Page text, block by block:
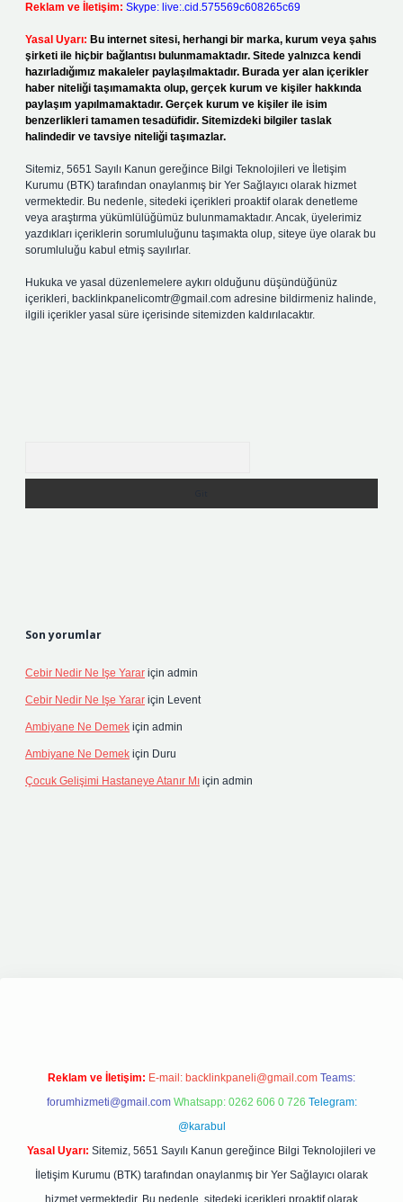
Reklam ve İletişim: Skype: live:.cid.575569c608265c69
Yasal Uyarı: Bu internet sitesi, herhangi bir marka, kurum veya şahıs
şirketi ile hiçbir bağlantısı bulunmamaktadır. Sitede yalnızca kendi
hazırladığımız makaleler paylaşılmaktadır. Burada yer alan içerikler
haber niteliği taşımamakta olup, gerçek kurum ve kişiler hakkında
paylaşım yapılmamaktadır. Gerçek kurum ve kişiler ile isim
benzerlikleri tamamen tesadüfidir. Sitemizdeki bilgiler taslak
halindedir ve tavsiye niteliği taşımazlar.
Sitemiz, 5651 Sayılı Kanun gereğince Bilgi Teknolojileri ve İletişim
Kurumu (BTK) tarafından onaylanmış bir Yer Sağlayıcı olarak hizmet
vermektedir. Bu nedenle, sitedeki içerikleri proaktif olarak denetleme
veya araştırma yükümlülüğümüz bulunmamaktadır. Ancak, üyelerimiz
yazdıkları içeriklerin sorumluluğunu taşımakta olup, siteye üye olarak bu
sorumluluğu kabul etmiş sayılırlar.
Hukuka ve yasal düzenlemelere aykırı olduğunu düşündüğünüz
içerikleri, backlinkpanelicomtr@gmail.com adresine bildirmeniz halinde,
ilgili içerikler yasal süre içerisinde sitemizden kaldırılacaktır.
Son yorumlar
Cebir Nedir Ne Işe Yarar için admin
Cebir Nedir Ne Işe Yarar için Levent
Ambiyane Ne Demek için admin
Ambiyane Ne Demek için Duru
Çocuk Gelişimi Hastaneye Atanır Mı için admin
Reklam ve İletişim: E-mail: backlinkpaneli@gmail.com Teams:
forumhizmeti@gmail.com Whatsapp: 0262 606 0 726 Telegram:
@karabul
Yasal Uyarı: Sitemiz, 5651 Sayılı Kanun gereğince Bilgi Teknolojileri ve
İletişim Kurumu (BTK) tarafından onaylanmış bir Yer Sağlayıcı olarak
hizmet vermektedir. Bu nedenle, sitedeki içerikleri proaktif olarak